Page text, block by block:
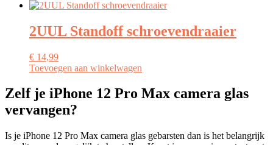
2UUL Standoff schroevendraaier
€ 14,99
Toevoegen aan winkelwagen
Zelf je iPhone 12 Pro Max camera glas
vervangen?
Is je iPhone 12 Pro Max camera glas gebarsten dan is het belangrijk